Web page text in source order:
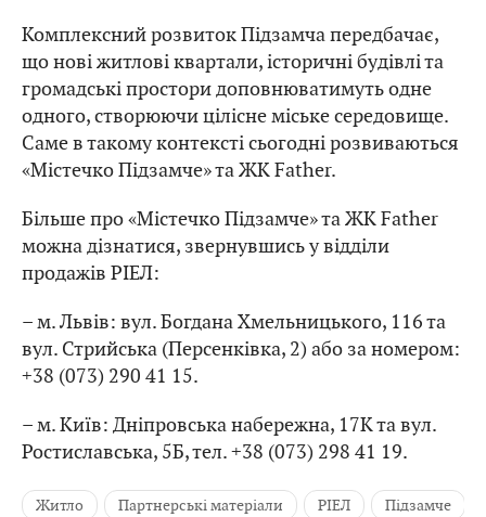
Комплексний розвиток Підзамча передбачає,
що нові житлові квартали, історичні будівлі та
громадські простори доповнюватимуть одне
одного, створюючи цілісне міське середовище.
Саме в такому контексті сьогодні розвиваються
«Містечко Підзамче» та ЖК Father.
Більше про «Містечко Підзамче» та ЖК Father
можна дізнатися, звернувшись у відділи
продажів РІЕЛ:
– м. Львів: вул. Богдана Хмельницького, 116 та
вул. Стрийська (Персенківка, 2) або за номером:
+38 (073) 290 41 15.
– м. Київ: Дніпровська набережна, 17К та вул.
Ростиславська, 5Б, тел. +38 (073) 298 41 19.
Житло Партнерські матеріали РІЕЛ Підзамче